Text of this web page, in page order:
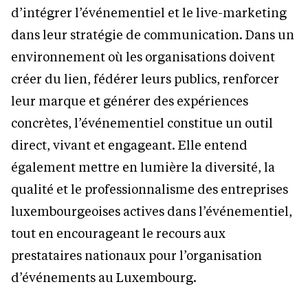
d’intégrer l’événementiel et le live-marketing
dans leur stratégie de communication. Dans un
environnement où les organisations doivent
créer du lien, fédérer leurs publics, renforcer
leur marque et générer des expériences
concrètes, l’événementiel constitue un outil
direct, vivant et engageant. Elle entend
également mettre en lumière la diversité, la
qualité et le professionnalisme des entreprises
luxembourgeoises actives dans l’événementiel,
tout en encourageant le recours aux
prestataires nationaux pour l’organisation
d’événements au Luxembourg.